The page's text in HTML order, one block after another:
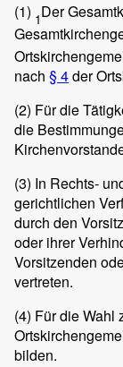
(1) 1Der
nach § 4der
(2) Für die
die
(3) In Rechts-
gerichtlichen
durch den
oder ihrer
Vorsitzenden
vertreten.
(4) Für die Wahl
bilden.